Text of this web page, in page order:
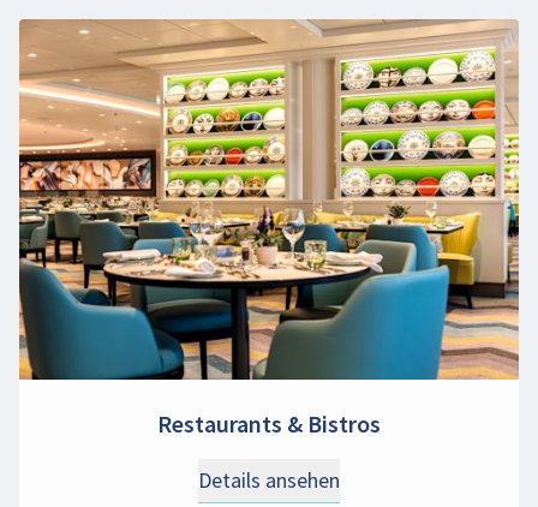
Restaurants & Bistros
Details ansehen